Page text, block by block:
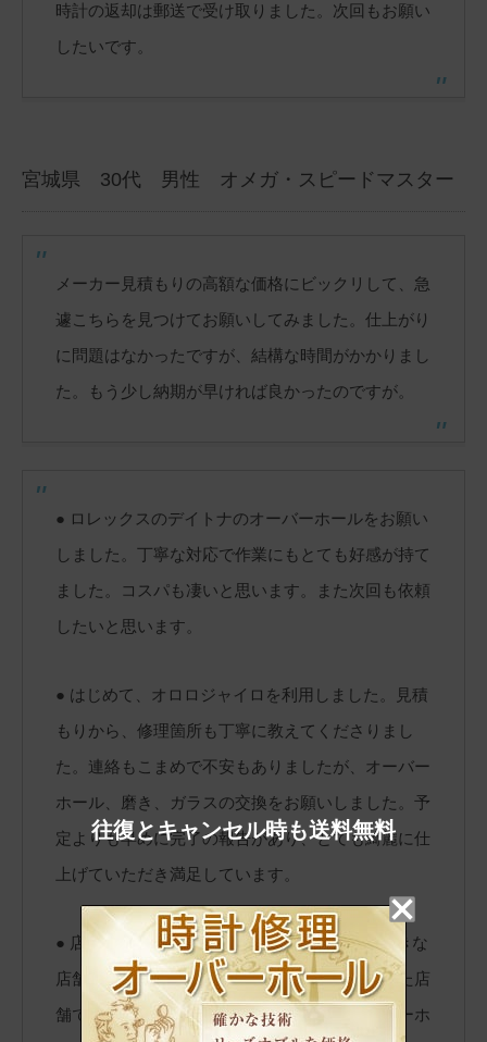
時計の返却は郵送で受け取りました。次回もお願い
したいです。
宮城県 30代 男性 オメガ・スピードマスター
メーカー見積もりの高額な価格にビックリして、急
遽こちらを見つけてお願いしてみました。仕上がり
に問題はなかったですが、結構な時間がかかりまし
た。もう少し納期が早ければ良かったのですが。
● ロレックスのデイトナのオーバーホールをお願い
しました。丁寧な対応で作業にもとても好感が持て
ました。コスパも凄いと思います。また次回も依頼
したいと思います。
● はじめて、オロロジャイロを利用しました。見積
もりから、修理箇所も丁寧に教えてくださりまし
た。連絡もこまめで不安もありましたが、オーバー
ホール、磨き、ガラスの交換をお願いしました。予
定よりも早めに完了の報告があり、とても綺麗に仕
上げていただき満足しています。
● 店舗にお見積り依頼に行きました。決して大きな
店舗ではありませんが、清潔感のある落ち着いた店
舗でした。初めての利用ということと、オーバーホ
往復とキャンセル時も送料無料